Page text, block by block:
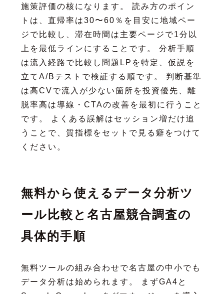
施策評価の核になります。 読み方のポイン
トは、直帰率は30〜60％を目安に地域ペー
ジで比較し、滞在時間は主要ページで1分以
上を最低ラインにすることです。 分析手順
は流入経路で比較し問題LPを特定、仮説を
立てA/Bテストで検証する順です。 判断基準
は高CVで流入が少ない箇所を投資優先、離
脱率高は導線・CTAの改善を最初に行うこと
です。 よくある誤解はセッション増だけ追
うことで、質指標をセットで見る癖をつけて
ください。
無料から使えるデータ分析ツ
ール比較と名古屋競合調査の
具体的手順
無料ツールの組み合わせで名古屋の中小でも
データ分析は始められます。 まずGA4と